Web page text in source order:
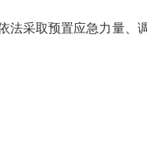
采取预置应急力量、